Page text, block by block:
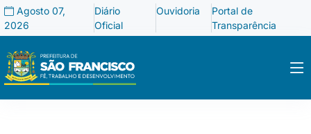
Agosto 07,
2026
Diário
Oficial
Ouvidoria
Portal de
Transparência